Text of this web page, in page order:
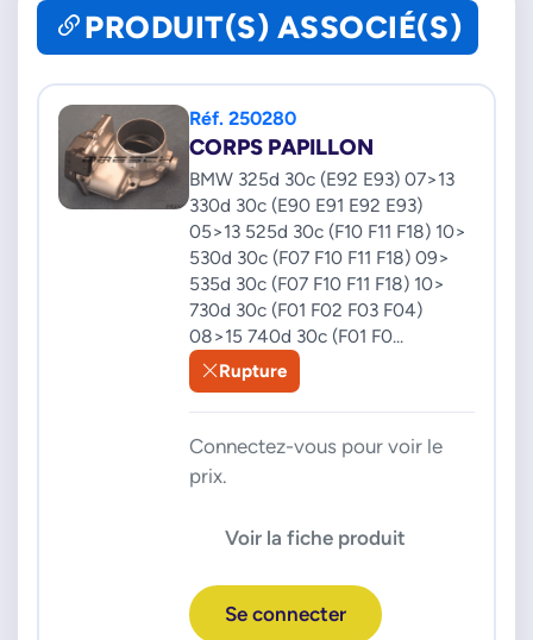
PRODUIT(S) ASSOCIÉ(S)
Réf. 250280
CORPS PAPILLON
BMW 325d 30c (E92 E93) 07>13
330d 30c (E90 E91 E92 E93)
05>13 525d 30c (F10 F11 F18) 10>
530d 30c (F07 F10 F11 F18) 09>
535d 30c (F07 F10 F11 F18) 10>
730d 30c (F01 F02 F03 F04)
08>15 740d 30c (F01 F0...
Rupture
Connectez-vous pour voir le
prix.
Voir la fiche produit
Se connecter